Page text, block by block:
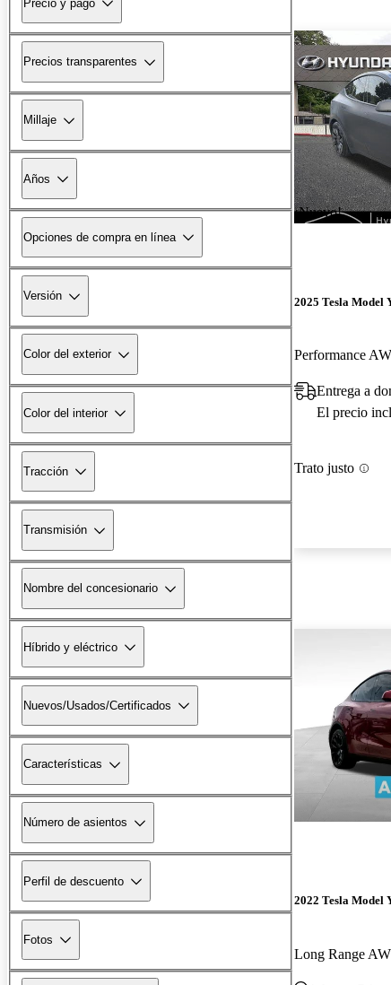
Precio y pago
Precios transparentes
Millaje
Años
Opciones de compra en línea
Versión
Color del exterior
Color del interior
Tracción
Transmisión
Nombre del concesionario
Híbrido y eléctrico
Nuevos/Usados/Certificados
Características
Número de asientos
Perfil de descuento
Fotos
¡Nuevo!
2025 Tesla Model
Performance
Entrega a
El precio
Trato justo
2022 Tesla Model
Long Range